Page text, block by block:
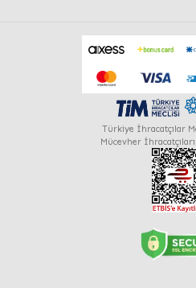
Türkiye İhracatçılar
Mücevher